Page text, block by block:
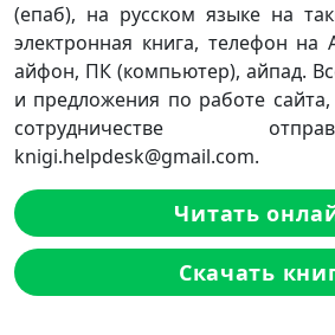
(епаб), на русском языке на
электронная книга, телефон на
айфон, ПК (компьютер), айпад.
и предложения по работе
сотрудничестве
knigi.helpdesk@gmail.com.
Читать
Скачать